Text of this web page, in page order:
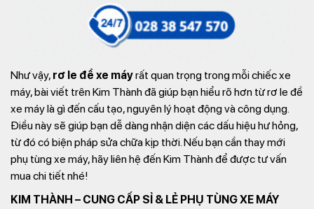
Như vậy, rơ le đề xe máyrất quan trọng trong mỗi chiếc xe
máy, bài viết trên Kim Thành đã giúp bạn hiểu rõ hơn từ rơ le đề
xe máy là gì đến cấu tạo, nguyên lý hoạt động và công dụng.
Điều này sẽ giúp bạn dễ dàng nhận diện các dấu hiệu hư hỏng,
từ đó có biện pháp sửa chữa kịp thời. Nếu bạn cần thay mới
phụ tùng xe máy, hãy liên hệ đến Kim Thành để được tư vấn
mua chi tiết nhé!
KIM THÀNH – CUNG CẤP SỈ & LẺ PHỤ TÙNG XE MÁY